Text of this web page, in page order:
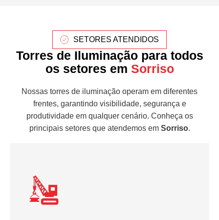
SETORES ATENDIDOS
Torres de Iluminação para todos
os setores em Sorriso
Nossas torres de iluminação operam em diferentes
frentes, garantindo visibilidade, segurança e
produtividade em qualquer cenário. Conheça os
principais setores que atendemos em Sorriso.